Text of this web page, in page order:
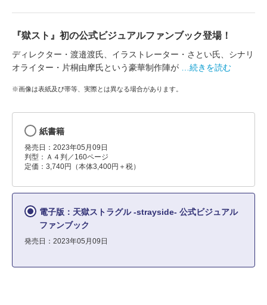
『獄スト』初の公式ビジュアルファンブック登場！
ディレクター・渡邉渡氏、イラストレーター・さとい氏、シナリ
オライター・片桐由摩氏という豪華制作陣が
…続きを読む
※画像は表紙及び帯等、実際とは異なる場合があります。
紙書籍
発売日：2023年05月09日
判型：Ａ４判／160ページ
定価：3,740円（本体3,400円＋税）
電子版：天獄ストラグル -strayside- 公式ビジュアル
ファンブック
発売日：2023年05月09日